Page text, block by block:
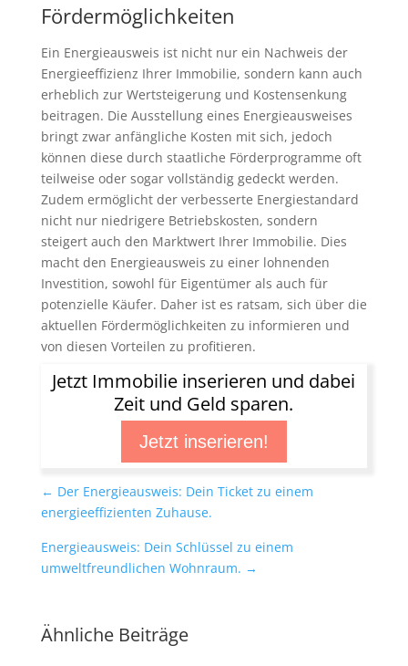
Fördermöglichkeiten
Ein Energieausweis ist nicht nur ein Nachweis der
Energieeffizienz Ihrer Immobilie, sondern kann auch
erheblich zur Wertsteigerung und Kostensenkung
beitragen. Die Ausstellung eines Energieausweises
bringt zwar anfängliche Kosten mit sich, jedoch
können diese durch staatliche Förderprogramme oft
teilweise oder sogar vollständig gedeckt werden.
Zudem ermöglicht der verbesserte Energiestandard
nicht nur niedrigere Betriebskosten, sondern
steigert auch den Marktwert Ihrer Immobilie. Dies
macht den Energieausweis zu einer lohnenden
Investition, sowohl für Eigentümer als auch für
potenzielle Käufer. Daher ist es ratsam, sich über die
aktuellen Fördermöglichkeiten zu informieren und
von diesen Vorteilen zu profitieren.
Jetzt Immobilie inserieren und dabei
Zeit und Geld sparen.
Jetzt inserieren!
← Der Energieausweis: Dein Ticket zu einem
energieeffizienten Zuhause.
Energieausweis: Dein Schlüssel zu einem
umweltfreundlichen Wohnraum. →
Ähnliche Beiträge